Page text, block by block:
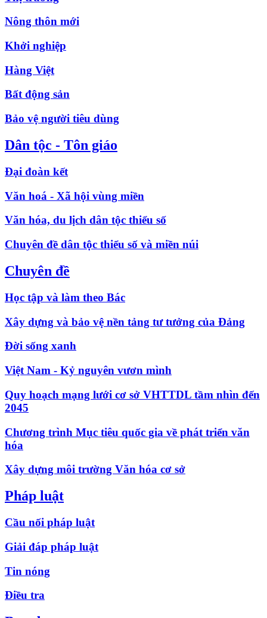
Nông thôn mới
Khởi nghiệp
Hàng Việt
Bất động sản
Bảo vệ người tiêu dùng
Dân tộc - Tôn giáo
Đại đoàn kết
Văn hoá - Xã hội vùng miền
Văn hóa, du lịch dân tộc thiểu số
Chuyên đề dân tộc thiểu số và miền núi
Chuyên đề
Học tập và làm theo Bác
Xây dựng và bảo vệ nền tảng tư tưởng của Đảng
Đời sống xanh
Việt Nam - Kỷ nguyên vươn mình
Quy hoạch mạng lưới cơ sở VHTTDL tầm nhìn đến
2045
Chương trình Mục tiêu quốc gia về phát triển văn
hóa
Xây dựng môi trường Văn hóa cơ sở
Pháp luật
Cầu nối pháp luật
Giải đáp pháp luật
Tin nóng
Điều tra